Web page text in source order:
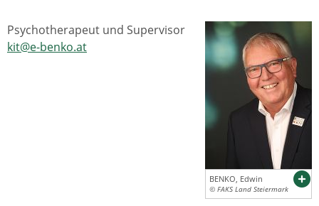
BENKO, Edwin
© FAKS Land Steiermark
Psychotherapeut und Supervisor
kit@e-benko.at